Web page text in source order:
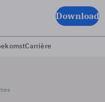
Download
Carrière